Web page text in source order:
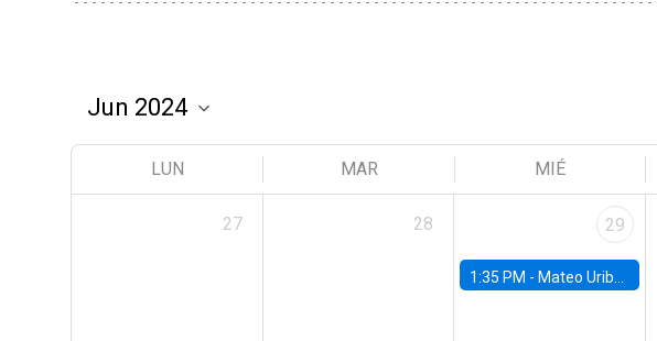
LUN MAR MIÉ
27 28 29
1:35 PM - Mateo Uribe-Castro, Universidad de los Andes (Colombia)